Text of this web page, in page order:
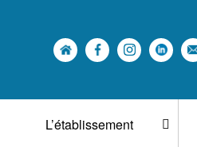
L’établissement